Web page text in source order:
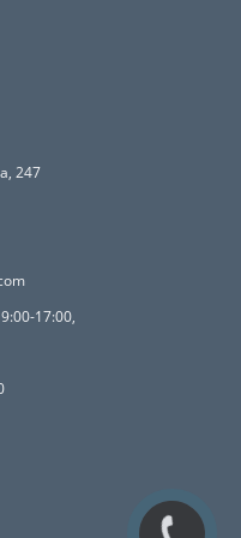
247
17:00,